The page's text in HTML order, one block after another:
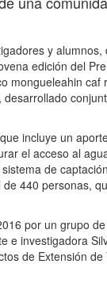
y
edición del
mongueleahin
incluye un
el acceso al
de
440 personas,
por un grupo
e investigadora
de Extensión